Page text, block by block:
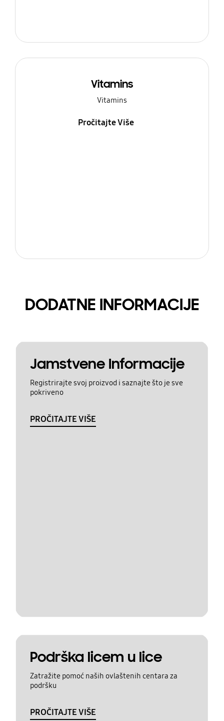
Vitamins
Vitamins
Pročitajte Više
DODATNE INFORMACIJE
Jamstvene Informacije
Registrirajte svoj proizvod i saznajte što je sve
pokriveno
PROČITAJTE VIŠE
Podrška licem u lice
Zatražite pomoć naših ovlaštenih centara za
podršku
PROČITAJTE VIŠE